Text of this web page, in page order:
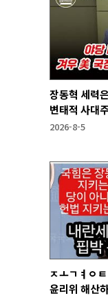
장동혁 세력
변태적 사대
2026-8-5
ㅈㅗㄱㅕㅇ
윤리위 해산